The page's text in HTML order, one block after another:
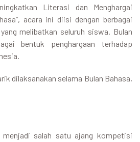
Literasi dan Menghargai
acara ini diisi dengan berbagai
melibatkan seluruh siswa. Bulan
bentuk penghargaan terhadap
dilaksanakan selama Bulan Bahasa,
menjadi salah satu ajang kompetisi